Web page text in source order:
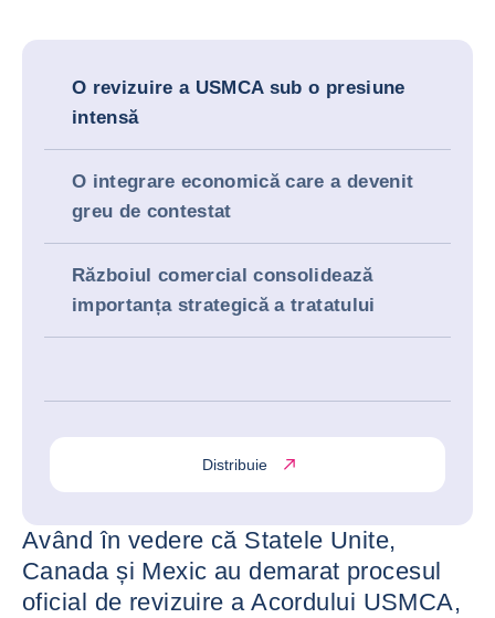
O revizuire a USMCA sub o presiune
intensă
O integrare economică care a devenit
greu de contestat
Războiul comercial consolidează
importanța strategică a tratatului
Distribuie
Având în vedere că Statele Unite,
Canada și Mexic au demarat procesul
oficial de revizuire a Acordului USMCA,